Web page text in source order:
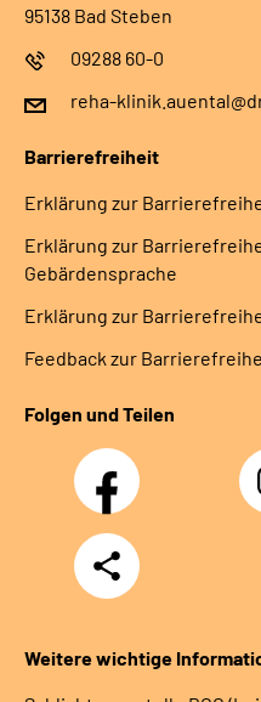
95138 Bad Steben
09288 60-0
reha-
Barrierefreiheit
Erklärung zur
Erklärung zur
Gebärdensprache
Erklärung zur
Feedback zur
Folgen und Teilen
Facebook
Teilen
Weitere wichtige